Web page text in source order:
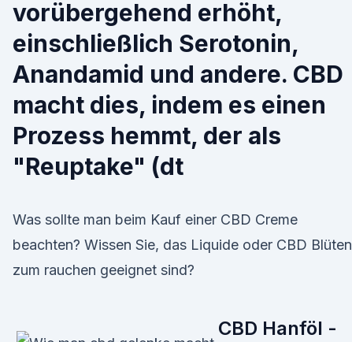
vorübergehend erhöht,
einschließlich Serotonin,
Anandamid und andere. CBD
macht dies, indem es einen
Prozess hemmt, der als
"Reuptake" (dt
Was sollte man beim Kauf einer CBD Creme
beachten? Wissen Sie, das Liquide oder CBD Blüten
zum rauchen geeignet sind?
CBD Hanföl -